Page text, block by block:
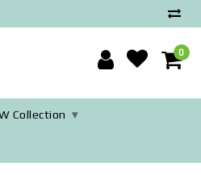
0
Collection
Goud Retro Klok / Muurklok